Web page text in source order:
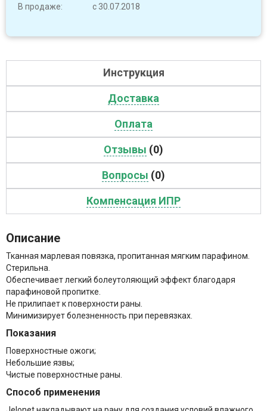
В продаже:
с 30.07.2018
Инструкция
Доставка
Оплата
Отзывы (0)
Вопросы (0)
Компенсация ИПР
Описание
Тканная марлевая повязка, пропитанная мягким парафином.
Стерильна.
Обеспечивает легкий болеутоляющий эффект благодаря
парафиновой пропитке.
Не прилипает к поверхности раны.
Минимизирует болезненность при перевязках.
Показания
Поверхностные ожоги;
Небольшие язвы;
Чистые поверхностные раны.
Способ применения